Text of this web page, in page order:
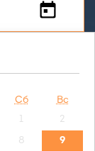
Сб
Вс
1
2
8
9